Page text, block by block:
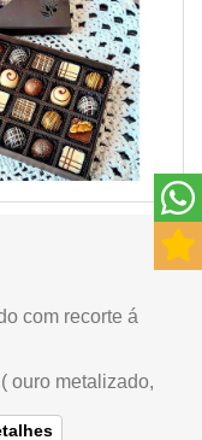
com recorte á
ouro metalizado,